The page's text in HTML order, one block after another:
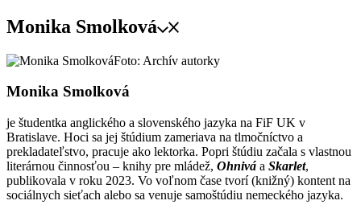
Monika Smolková
Foto: Archív autorky
Monika Smolková
je študentka anglického a slovenského jazyka na FiF UK v
Bratislave. Hoci sa jej štúdium zameriava na tlmočníctvo a
prekladateľstvo, pracuje ako lektorka. Popri štúdiu začala s vlastnou
literárnou činnosťou – knihy pre mládež, Ohnivá a Skarlet,
publikovala v roku 2023. Vo voľnom čase tvorí (knižný) kontent na
sociálnych sieťach alebo sa venuje samoštúdiu nemeckého jazyka.